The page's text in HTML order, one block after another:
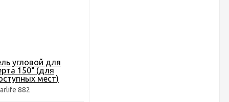
угловой для
150° (для
мест)
882